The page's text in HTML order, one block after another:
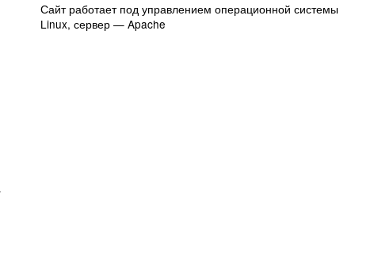
Сайт работает под управлением операционной системы
Linux, сервер — Apache